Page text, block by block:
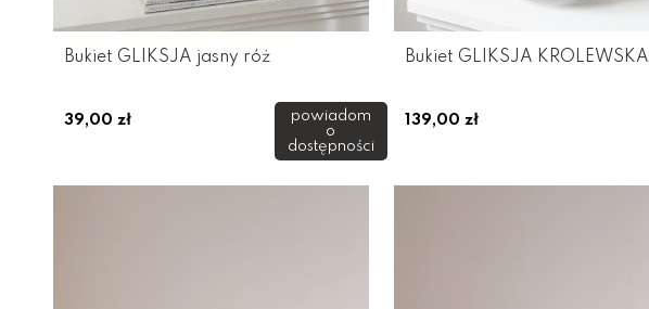
Bukiet GLIKSJA jasny róż
39,00 zł
powiadom
o
dostępności
Bukiet GLIKSJA KRÓLEWSKA
139,00 zł